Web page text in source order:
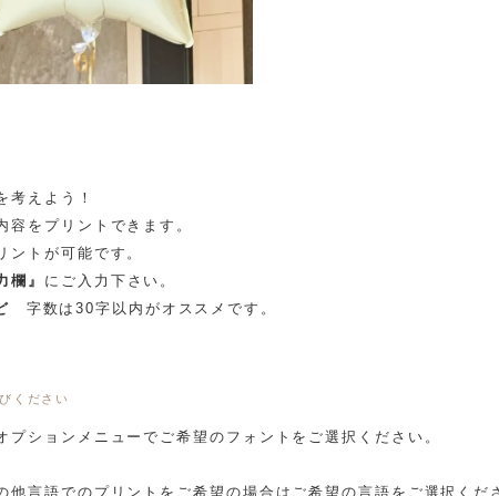
考えよう！
容をプリントできます。
ントが可能です。
欄』 にご入力下さい。
字数は30字以内がオススメです。
ください
ションメニューでご希望のフォントをご選択ください。